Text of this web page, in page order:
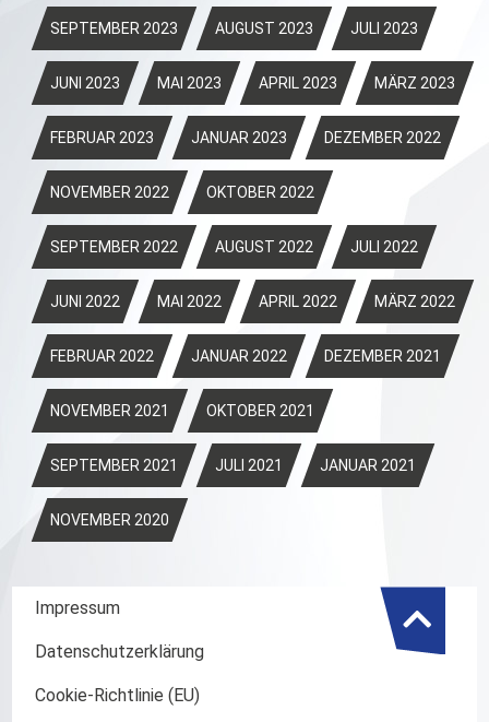
SEPTEMBER 2023 AUGUST 2023 JULI 2023
JUNI 2023 MAI 2023 APRIL 2023 MÄRZ 2023
FEBRUAR 2023 JANUAR 2023 DEZEMBER 2022
NOVEMBER 2022 OKTOBER 2022
SEPTEMBER 2022 AUGUST 2022 JULI 2022
JUNI 2022 MAI 2022 APRIL 2022 MÄRZ 2022
FEBRUAR 2022 JANUAR 2022 DEZEMBER 2021
NOVEMBER 2021 OKTOBER 2021
SEPTEMBER 2021 JULI 2021 JANUAR 2021
NOVEMBER 2020
Impressum
Datenschutzerklärung
Cookie-Richtlinie (EU)